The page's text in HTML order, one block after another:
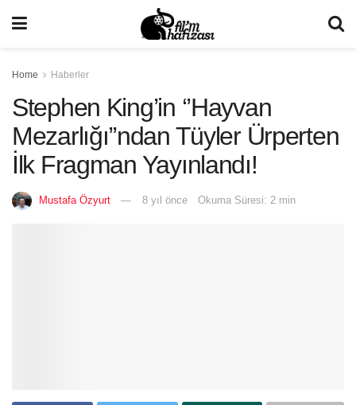
Home Haberler
Stephen King’in ‘’Hayvan
Mezarlığı’’ndan Tüyler Ürperten
İlk Fragman Yayınlandı!
Mustafa Özyurt 8 yıl önce Okuma Süresi: 2 min